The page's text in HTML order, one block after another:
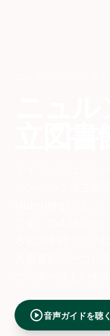
play_circle音声ガイドを聴く